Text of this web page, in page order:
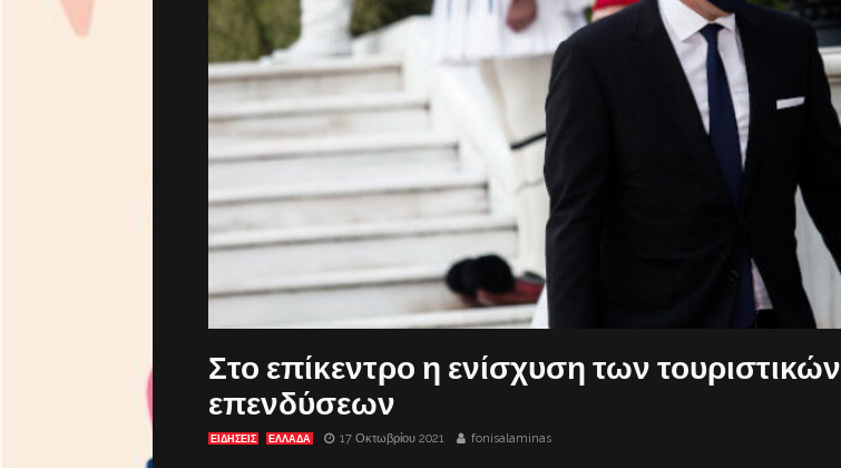
Στο επίκεντρο η ενίσχυση των τουριστικών
επενδύσεων
ΕΙΔΗΣΕΙΣ ΕΛΛΑΔΑ 17 Οκτωβρίου 2021 fonisalaminas